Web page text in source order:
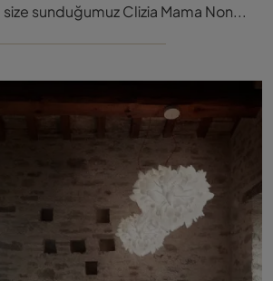
Duvar lambaları: size sunduğumuz Clizia Mama Non Mama tavan/duvar lambası hakkında bilgi edinin.